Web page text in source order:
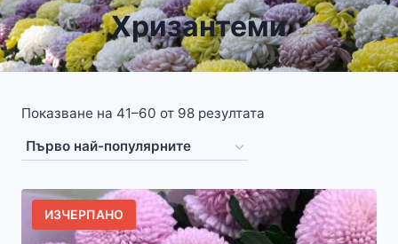
Хризантеми
Показване на 41–60 от 98 резултата
ИЗЧЕРПАНО